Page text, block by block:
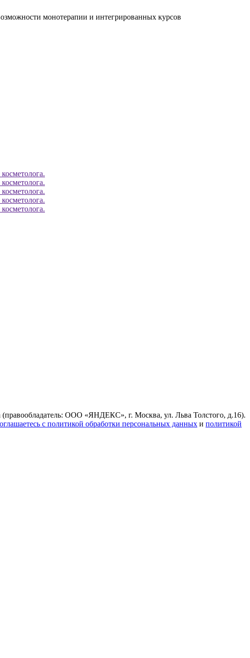
монотерапии и интегрированных курсов
ООО «ЯНДЕКС», г. Москва, ул. Льва Толстого, д.16).
с политикой обработки персональных данных и политикой